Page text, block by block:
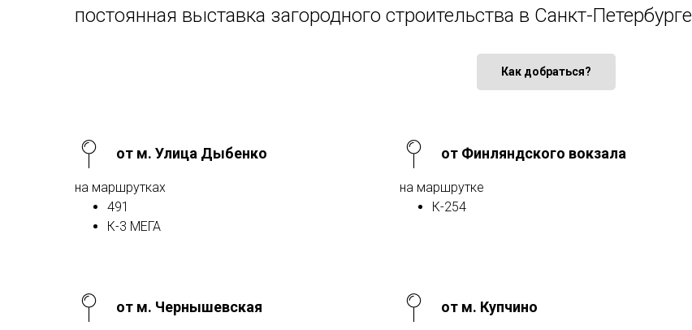
постоянная выставка загородного строительства в Санкт-Петербурге
Как добраться?
от м. Улица Дыбенко
на маршрутках
491
К-3 МЕГА
от Финляндского вокзала
на маршрутке
К-254
от м. Чернышевская от м. Купчино